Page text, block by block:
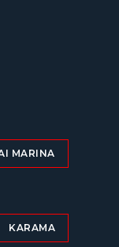
KARAMA
MARINA